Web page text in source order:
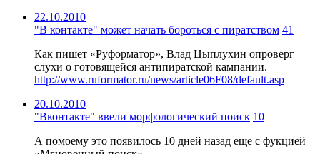
22.10.2010
"В контакте" может начать бороться с пиратством 41
Как пишет «Руформатор», Влад Цыплухин опроверг
слухи о готовящейся антипиратской кампании.
http://www.ruformator.ru/news/article06F08/default.asp
20.10.2010
"Вконтакте" ввели морфологический поиск 10
А помоему это появилось 10 дней назад еще с фукцией